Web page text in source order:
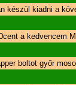
készül kiadni a
a kedvencem
boltot győr